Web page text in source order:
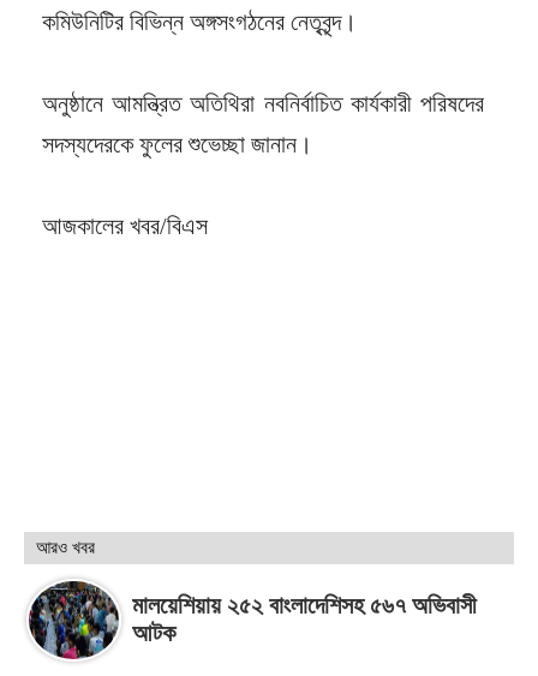
কমিউনিটির বিভিন্ন অঙ্গসংগঠনের নেতৃবৃন্দ।
অনুষ্ঠানে আমন্ত্রিত অতিথিরা নবনির্বাচিত কার্যকারী পরিষদের
সদস্যদেরকে ফুলের শুভেচ্ছা জানান।
আজকালের খবর/বিএস
আরও খবর
মালয়েশিয়ায় ২৫২ বাংলাদেশিসহ ৫৬৭ অভিবাসী
আটক